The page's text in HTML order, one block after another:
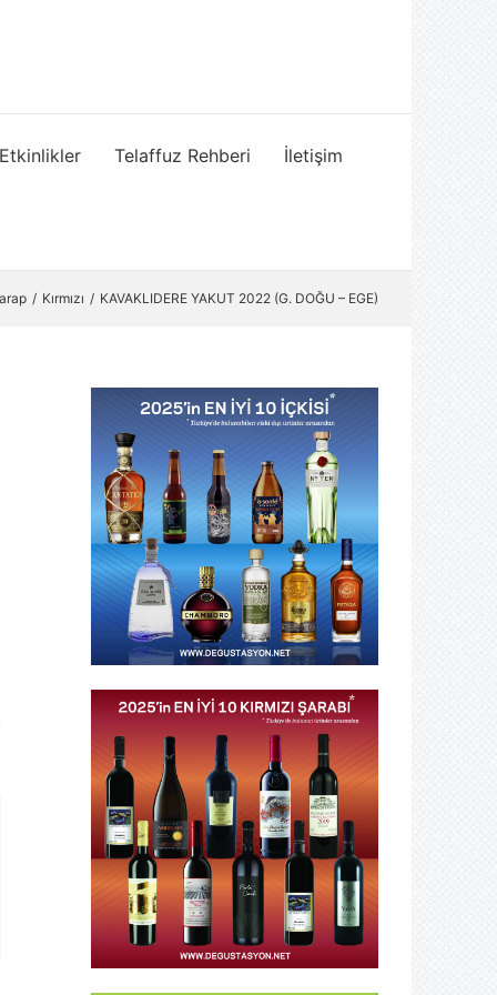
Telaffuz Rehberi İletişim
Kırmızı KAVAKLIDERE YAKUT 2022 (G. DOĞU – EGE)